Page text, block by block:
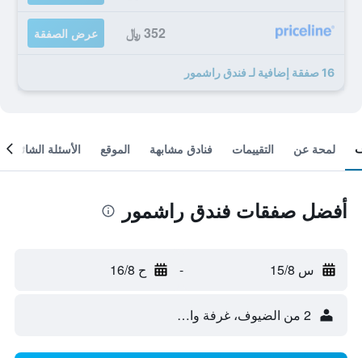
352 ﷼ عرض الصفقة
16 صفقة إضافية لـ فندق راشمور
لمحة عن التقييمات فنادق مشابهة الموقع الأسئلة الشائعة
أفضل صفقات فندق راشمور
س 15/8 - ح 16/8
2 من الضيوف، غرفة واحدة